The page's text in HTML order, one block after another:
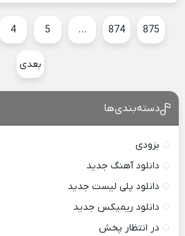
4 5 … 874 875
بعدی
دسته‌بندی‌ها
بزودی
دانلود آهنگ جدید
دانلود پلی لیست جدید
دانلود ریمیکس جدید
در انتظار پخش